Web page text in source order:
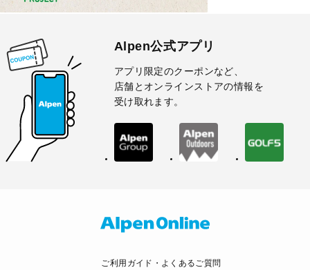
Alpen公式アプリ
アプリ限定のクーポンなど、
店舗とオンラインストアの情報を
受け取れます。
ご利用ガイド・よくあるご質問